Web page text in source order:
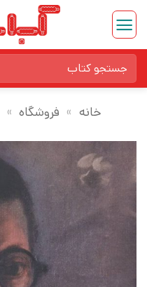
Skip
content
برای:
خانه » فروشگاه »